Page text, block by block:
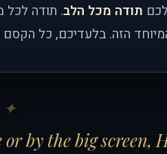
תודה מכל הלב. תודה לכל
הזה. בלעדיכם, כל
or by the big screen,